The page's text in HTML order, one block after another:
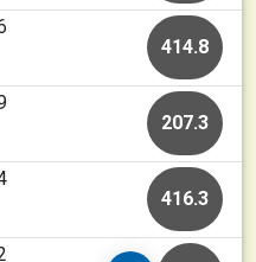
414.8
207.3
416.3